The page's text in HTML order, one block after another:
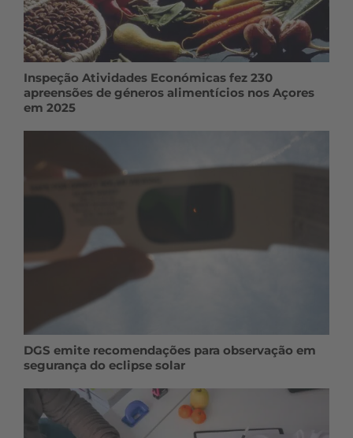
Inspeção Atividades Económicas fez 230
apreensões de géneros alimentícios nos Açores
em 2025
DGS emite recomendações para observação em
segurança do eclipse solar